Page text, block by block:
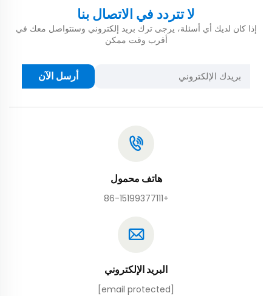
لا تتردد في الاتصال بنا
إذا كان لديك أي أسئلة، يرجى ترك بريد إلكتروني وسنتواصل معك في
أقرب وقت ممكن
أرسل الآن
هاتف محمول
+86-15199377111
البريد الإلكتروني
[email protected]